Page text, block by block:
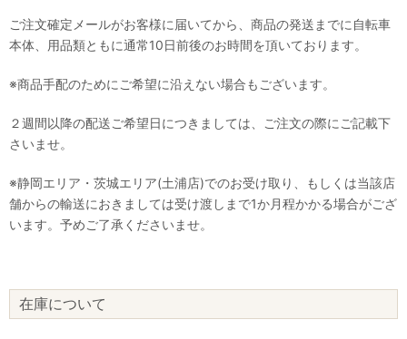
ご注文確定メールがお客様に届いてから、商品の発送までに自転車
本体、用品類ともに通常10日前後のお時間を頂いております。
※商品手配のためにご希望に沿えない場合もございます。
２週間以降の配送ご希望日につきましては、ご注文の際にご記載下
さいませ。
※静岡エリア・茨城エリア(土浦店)でのお受け取り、もしくは当該店
舗からの輸送におきましては受け渡しまで1か月程かかる場合がござ
います。予めご了承くださいませ。
在庫について